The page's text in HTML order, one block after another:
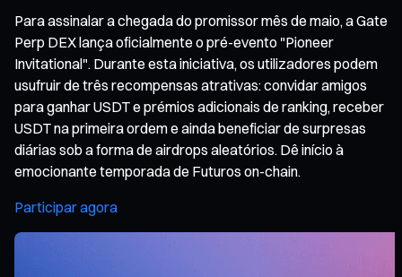
Para assinalar a chegada do promissor mês de maio, a Gate
Perp DEX lança oficialmente o pré-evento "Pioneer
Invitational". Durante esta iniciativa, os utilizadores podem
usufruir de três recompensas atrativas: convidar amigos
para ganhar USDT e prémios adicionais de ranking, receber
USDT na primeira ordem e ainda beneficiar de surpresas
diárias sob a forma de airdrops aleatórios. Dê início à
emocionante temporada de Futuros on-chain.
Participar agora